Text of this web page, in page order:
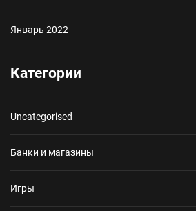
Январь 2022
Категории
Uncategorised
Банки и магазины
Игры